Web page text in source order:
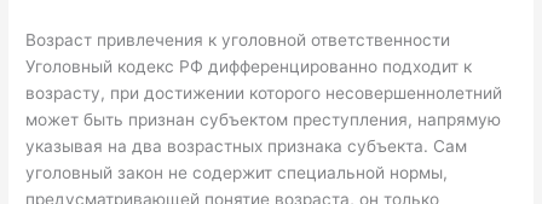
Возраст привлечения к уголовной ответственности
Уголовный кодекс РФ дифференцированно подходит к
возрасту, при достижении которого несовершеннолетний
может быть признан субъектом преступления, напрямую
указывая на два возрастных признака субъекта. Сам
уголовный закон не содержит специальной нормы,
предусматривающей понятие возраста, он только